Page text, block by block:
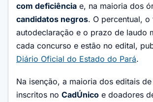
com deficiência e, na maioria dos
candidatos negros. O percentual,
autodeclaração e o prazo de laudo
cada concurso e estão no edital,
Diário Oficial do Estado do Pará.
Na isenção, a maioria dos editais
inscritos no CadÚnico e doadores